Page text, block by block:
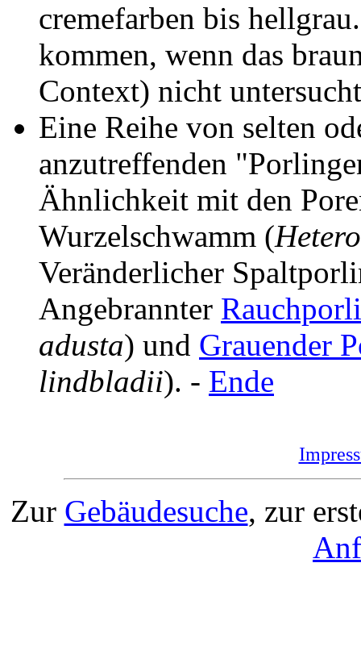
cremefarben bis
kommen, wenn das
Context) nicht
Eine Reihe von selten
anzutreffenden
Ähnlichkeit mit den
Wurzelschwamm (
Veränderlicher
Angebrannter
adusta) und Grauender
lindbladii). - Ende
Zur Gebäudesuche, zur